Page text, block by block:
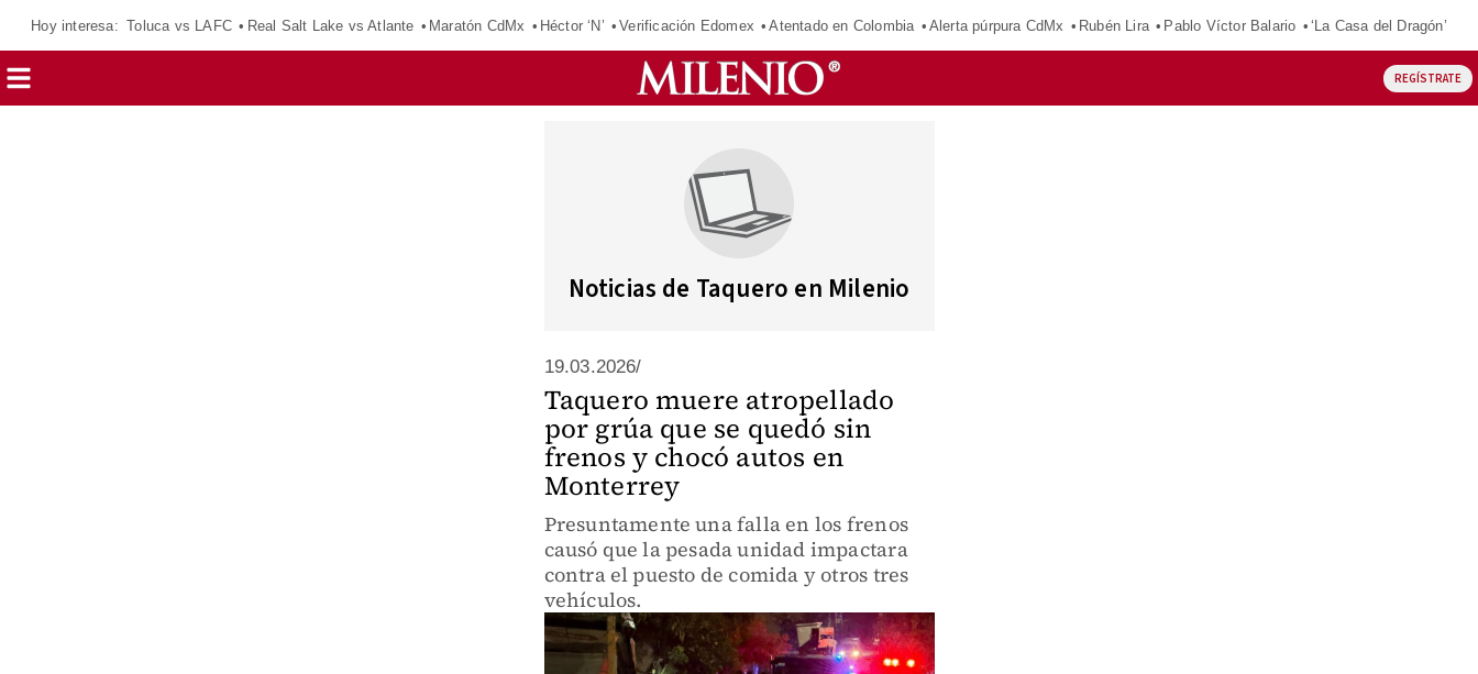
Hoy interesa: Toluca vs LAFC Real Salt Lake vs Atlante Maratón CdMx Héctor ‘N’ Verificación Edomex Atentado en Colombia Alerta púrpura CdMx Rubén Lira Pablo Víctor Balario ‘La Casa del Dragón’
REGÍSTRATE
Noticias de Taquero en Milenio
19.03.2026/
Taquero muere atropellado
por grúa que se quedó sin
frenos y chocó autos en
Monterrey
Presuntamente una falla en los frenos
causó que la pesada unidad impactara
contra el puesto de comida y otros tres
vehículos.